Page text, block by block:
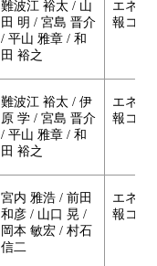
難波江 裕太 / 山
田 明 / 宮島 晋介
/ 平山 雅章 / 和
田 裕之
エネル
報コー
難波江 裕太 / 伊
原 学 / 宮島 晋介
/ 平山 雅章 / 和
田 裕之
エネル
報コー
宮内 雅浩 / 前田
和彦 / 山口 晃 /
岡本 敏宏 / 村石
信二
エネル
報コー